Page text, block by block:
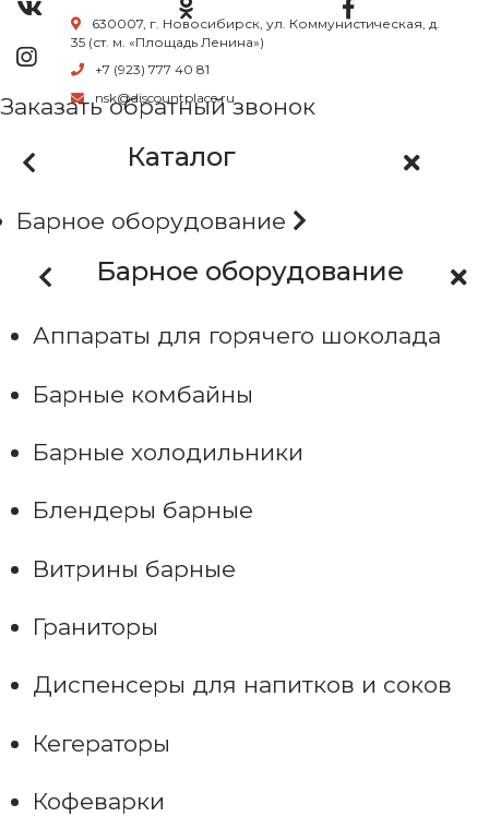
630007, г. Новосибирск, ул. Коммунистическая, д.
35 (ст. м. «Площадь Ленина»)
+7 (923) 777 40 81
nsk@discountplace.ru
Заказать обратный звонок
Каталог
Барное оборудование
Барное оборудование
Аппараты для горячего шоколада
Барные комбайны
Барные холодильники
Блендеры барные
Витрины барные
Граниторы
Диспенсеры для напитков и соков
Кегераторы
Кофеварки